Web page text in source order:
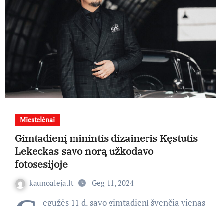
Miestelėnai
Gimtadienį minintis dizaineris Kęstutis
Lekeckas savo norą užkodavo
fotosesijoje
kaunoaleja.lt Geg 11, 2024
egužės 11 d. savo gimtadienį švenčia vienas